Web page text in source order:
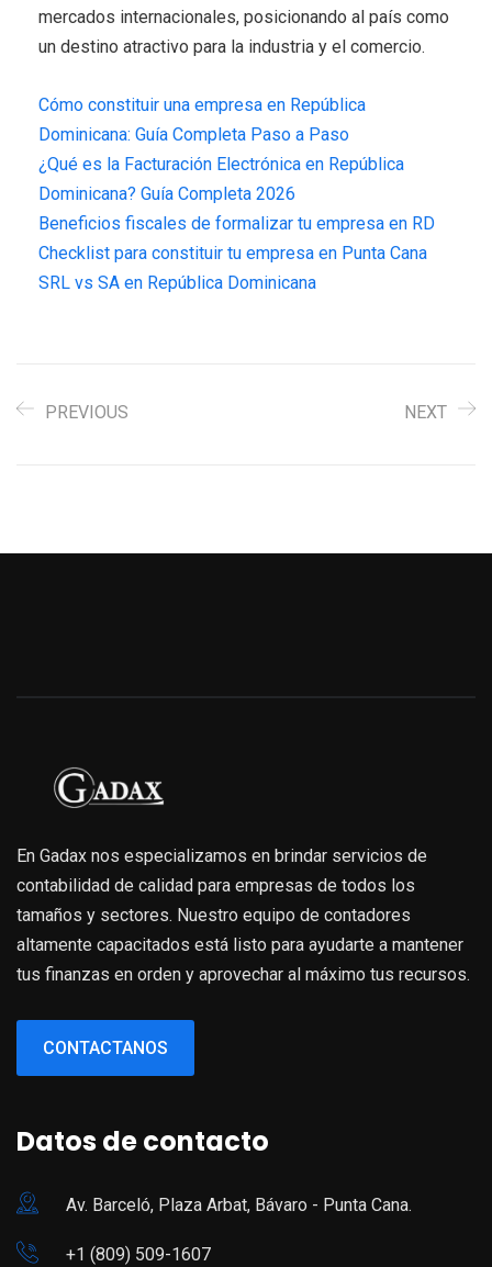
mercados internacionales, posicionando al país como
un destino atractivo para la industria y el comercio.
Cómo constituir una empresa en República
Dominicana: Guía Completa Paso a Paso
¿Qué es la Facturación Electrónica en República
Dominicana? Guía Completa 2026
Beneficios fiscales de formalizar tu empresa en RD
Checklist para constituir tu empresa en Punta Cana
SRL vs SA en República Dominicana
PREVIOUS NEXT
En Gadax nos especializamos en brindar servicios de
contabilidad de calidad para empresas de todos los
tamaños y sectores. Nuestro equipo de contadores
altamente capacitados está listo para ayudarte a mantener
tus finanzas en orden y aprovechar al máximo tus recursos.
CONTACTANOS
Datos de contacto
Av. Barceló, Plaza Arbat, Bávaro - Punta Cana.
+1 (809) 509-1607